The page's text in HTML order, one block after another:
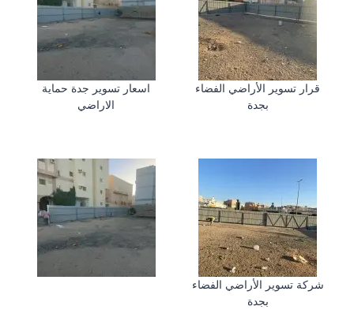
قرار تسوير الأراضي الفضاء
بجدة
اسعار تسوير جدة حماية
الاراضي
شركة تسوير الأراضي الفضاء
بجدة